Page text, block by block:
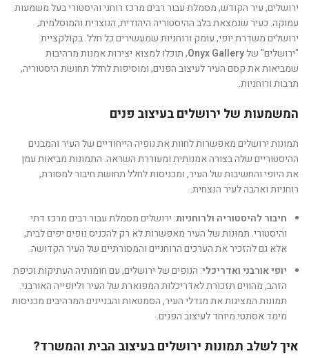
ירושלים, עיר הקודש, מסמלת עבור רבים מרכז רוחני והיסטורי בעל משמעות
עמוקה. כעיר שנמצאת בלב ההיסטוריה היהודית, הנוצרית והמוסלמית,
ירושלים משדרת יופי, עומק ורוחניות שמעשירים כל חלל. בקולקציית
"ירושלים" שלOnyx Gallery, תוכלו למצוא יצירות אמנות מרהיבות
שמביאות את קסם העיר לעיצוב הפנים, ומוסיפות לחלל תחושת היסטוריה,
תרבות ורוחניות.
המשמעות של ירושלים בעיצוב פנים
תמונות ירושלים מאפשרות לחוות את נופיה הייחודיים של העיר והמבנים
ההיסטוריים שלה בצורה אמנותית ומעוררת השראה. התמונות מביאות עמן
את היופי והחשיבות של העיר, ומכניסות לחלל תחושת חיבור למסורת,
רוחניות ואהבה לעיר הנצחית.
חיבור להיסטוריה ולרוחניות: ירושלים מסמלת עבור רבים מרכז דתי
והיסטורי. תמונות של העיר מאפשרות לא רק להכניס נופים יפים לבית,
אלא גם להזכיר את הערכים הרוחניים והמסורתיים של העיר הקדושה.
יופי אורבני ואדריכלי: הנופים של ירושלים, עם חומותיה העתיקות וכיפת
הזהב, מהווים תזכורת לאדריכלות המפוארת של העיר וליופייה האורבני.
תמונות המציגות את מגדלי העיר, הסמטאות והבניינים המרהיבים מכניסות
מימד אסתטי מיוחד לעיצוב הפנים.
איך לשלב תמונות ירושלים בעיצוב הבית והמשרד?